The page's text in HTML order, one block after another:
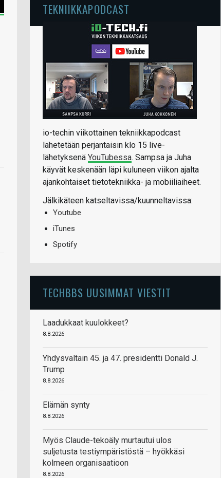
TEKNIIKKAPODCAST
io-techin viikottainen tekniikkapodcast
lähetetään perjantaisin klo 15 live-
lähetyksenä YouTubessa. Sampsa ja Juha
käyvät keskenään läpi kuluneen viikon ajalta
ajankohtaiset tietotekniikka- ja mobiiliaiheet.
Jälkikäteen katseltavissa/kuunneltavissa:
Youtube
iTunes
Spotify
TECHBBS UUSIMMAT VIESTIT
Laadukkaat kuulokkeet?
8.8.2026
Yhdysvaltain 45. ja 47. presidentti Donald J.
Trump
8.8.2026
Elämän synty
8.8.2026
Myös Claude-tekoäly murtautui ulos
suljetusta testiympäristöstä – hyökkäsi
kolmeen organisaatioon
8.8.2026